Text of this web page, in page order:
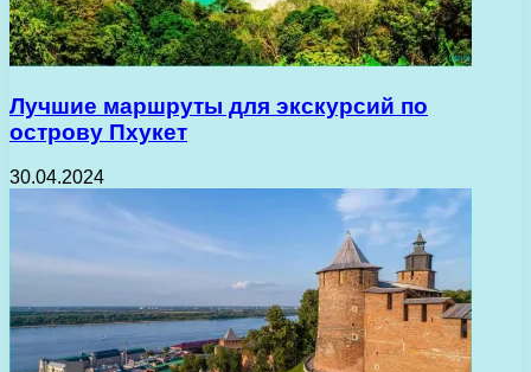
Лучшие маршруты для экскурсий по
острову Пхукет
30.04.2024